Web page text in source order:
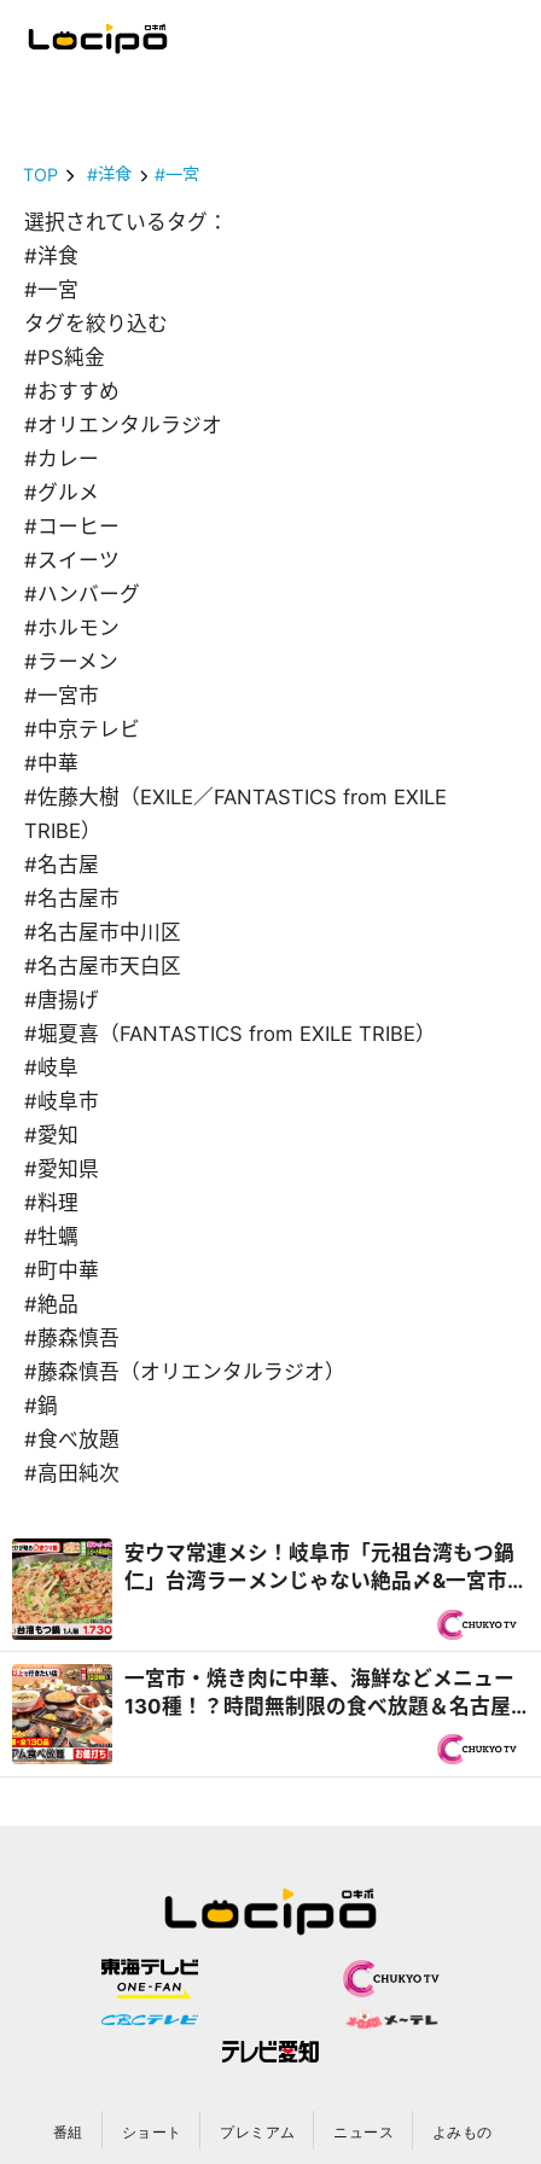
TOP #洋食 #一宮
選択されているタグ：
#洋食
#一宮
タグを絞り込む
#PS純金
#おすすめ
#オリエンタルラジオ
#カレー
#グルメ
#コーヒー
#スイーツ
#ハンバーグ
#ホルモン
#ラーメン
#一宮市
#中京テレビ
#中華
#佐藤大樹（EXILE／FANTASTICS from EXILE
TRIBE）
#名古屋
#名古屋市
#名古屋市中川区
#名古屋市天白区
#唐揚げ
#堀夏喜（FANTASTICS from EXILE TRIBE）
#岐阜
#岐阜市
#愛知
#愛知県
#料理
#牡蠣
#町中華
#絶品
#藤森慎吾
#藤森慎吾（オリエンタルラジオ）
#鍋
#食べ放題
#高田純次
安ウマ常連メシ！岐阜市「元祖台湾もつ鍋
仁」台湾ラーメンじゃない絶品〆&一宮市
「岐阜タン町中華」中華そば100円！？
一宮市・焼き肉に中華、海鮮などメニュー
130種！？時間無制限の食べ放題＆名古屋
市千種区・ドラゴンズファンが集う絶品中
番組 ショート プレミアム ニュース よみもの